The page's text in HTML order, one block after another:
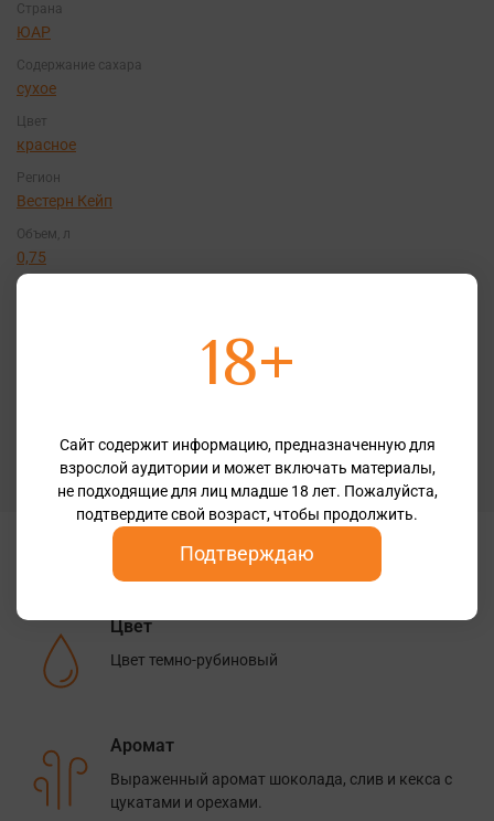
Страна
ЮАР
Содержание сахара
сухое
Цвет
красное
Регион
Вестерн Кейп
Объем, л
0,75
Fish Hoek
Дегустационные заметки
Цвет
Цвет темно-рубиновый
Аромат
Выраженный аромат шоколада, слив и кекса с
цукатами и орехами.
18+
Сайт содержит информацию, предназначенную для
взрослой аудитории и может включать материалы,
не подходящие для лиц младше 18 лет. Пожалуйста,
подтвердите свой возраст, чтобы продолжить.
Подтверждаю